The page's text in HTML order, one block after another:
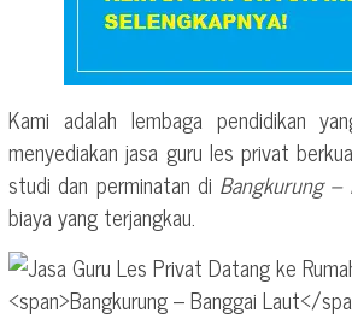
Kami adalah lembaga pendidikan
menyediakan jasa guru les privat
studi dan perminatan di Bangkurung –
biaya yang terjangkau.